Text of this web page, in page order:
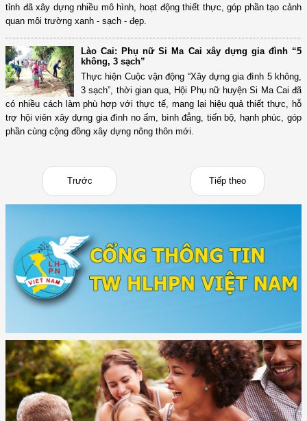
tỉnh đã xây dựng nhiều mô hình, hoạt động thiết thực, góp phần tạo cảnh
quan môi trường xanh - sạch - đẹp.
Lào Cai: Phụ nữ Si Ma Cai xây dựng gia đình “5
không, 3 sạch”
Thực hiện Cuộc vận động “Xây dựng gia đình 5 không,
3 sạch”, thời gian qua, Hội Phụ nữ huyện Si Ma Cai đã
có nhiều cách làm phù hợp với thực tế, mang lại hiệu quả thiết thực, hỗ
trợ hội viên xây dựng gia đình no ấm, bình đẳng, tiến bộ, hạnh phúc, góp
phần cùng cộng đồng xây dựng nông thôn mới.
Trước Tiếp theo